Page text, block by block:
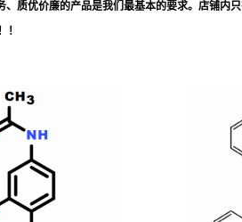
质优价廉的产品是我们最基本的要求。店铺内只
！